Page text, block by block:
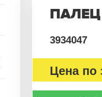
ПАЛЕЦ
3934047
Цена по